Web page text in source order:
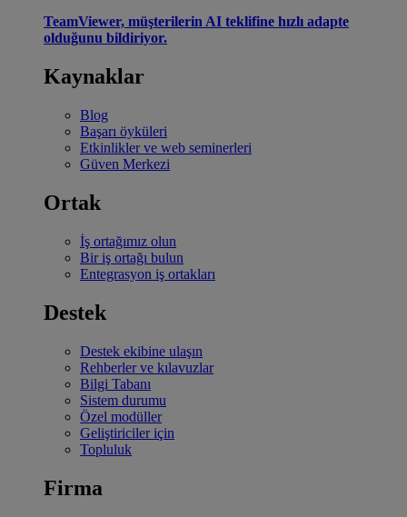
TeamViewer, müşterilerin AI teklifine hızlı adapte
olduğunu bildiriyor.
Kaynaklar
Blog
Başarı öyküleri
Etkinlikler ve web seminerleri
Güven Merkezi
Ortak
İş ortağımız olun
Bir iş ortağı bulun
Entegrasyon iş ortakları
Destek
Destek ekibine ulaşın
Rehberler ve kılavuzlar
Bilgi Tabanı
Sistem durumu
Özel modüller
Geliştiriciler için
Topluluk
Firma